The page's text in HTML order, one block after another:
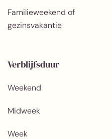
Familieweekend of
gezinsvakantie
Verblijfsduur
Weekend
Midweek
Week